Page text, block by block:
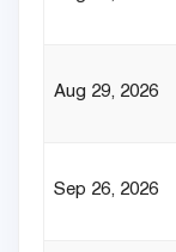
Aug 29, 2026
Sep 26, 2026